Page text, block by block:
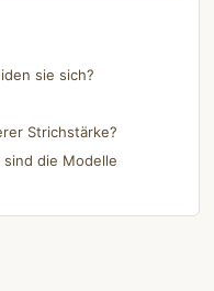
sie sich?
Strichstärke?
die Modelle